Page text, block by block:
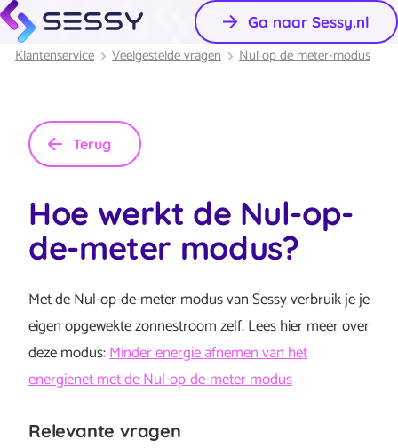
Ga naar Sessy.nl
Klantenservice Veelgestelde vragen Nul op de meter-modus
Terug
Hoe werkt de Nul-op-
de-meter modus?
Met de Nul-op-de-meter modus van Sessy verbruik je je
eigen opgewekte zonnestroom zelf. Lees hier meer over
deze modus:Minder energie afnemen van het
energienet met de Nul-op-de-meter modus
Relevante vragen